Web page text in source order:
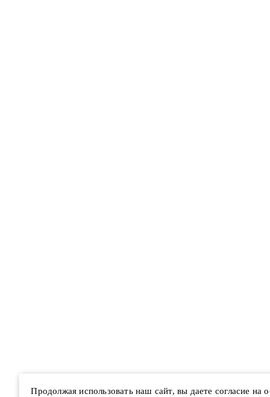
Продолжая использовать наш сайт, вы даете согласие на